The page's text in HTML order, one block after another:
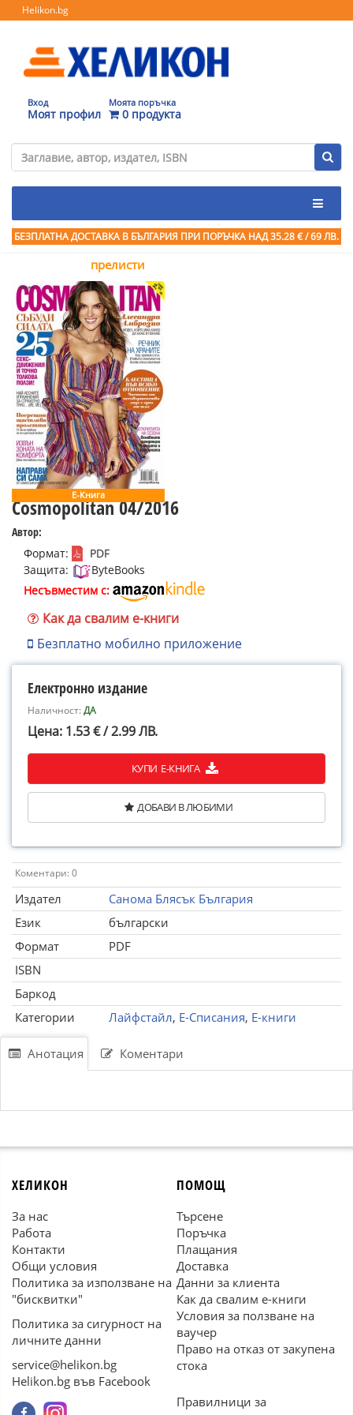
Helikon.bg
Вход
Моят профил
Моята поръчка
0 продукта
БЕЗПЛАТНА ДОСТАВКА В БЪЛГАРИЯ ПРИ ПОРЪЧКА НАД 35.28 € / 69 ЛВ.
прелисти
Е-Книга
Cosmopolitan 04/2016
Автор:
Формат:
PDF
Защита:
ByteBooks
Несъвместим с:
Как да свалим е-книги
Безплатно мобилно приложение
Електронно издание
Наличност:ДА
Цена: 1.53 € / 2.99 ЛВ.
КУПИ Е-КНИГА
ДОБАВИ В ЛЮБИМИ
Коментари: 0
Издател
Санома Блясък България
Език
български
Формат
PDF
ISBN
Баркод
Категории
Лайфстайл, Е-Списания, Е-книги
Анотация Коментари
ХЕЛИКОН
За нас
Работа
Контакти
Общи условия
Политика за използване на
"бисквитки"
Политика за сигурност на
личните данни
service@helikon.bg
Helikon.bg във Facebook
ПОМОЩ
Търсене
Поръчка
Плащания
Доставка
Данни за клиента
Как да свалим е-книги
Условия за ползване на
ваучер
Право на отказ от закупена
стока
Правилници за